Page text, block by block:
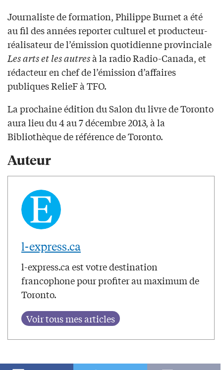
Journaliste de formation, Philippe Burnet a été
au fil des années reporter culturel et producteur-
réalisateur de l’émission quotidienne provinciale
Les arts et les autresà la radio Radio-Canada, et
rédacteur en chef de l’émission d’affaires
publiques RelieF à TFO.
La prochaine édition du Salon du livre de Toronto
aura lieu du 4 au 7 décembre 2013, à la
Bibliothèque de référence de Toronto.
Auteur
l-express.ca
l-express.ca est votre destination
francophone pour profiter au maximum de
Toronto.